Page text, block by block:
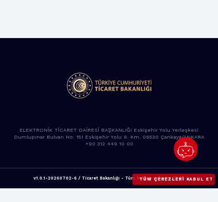
ELEKTRONİK TİCARET DAİRESİ BAŞKANLIĞI Eskişehir Yolu Yerleşkesi
Dumlupınar Bulvarı No: 151 Eskişehir Yolu 9. Km. 06530 Çankaya/ANKARA
+90 312 449 10 00
v1.0.1-20260702-6 / Ticaret Bakanlığı - Tüm hakları saklıdır. 2025
TÜM ÇEREZLERI KABUL ET